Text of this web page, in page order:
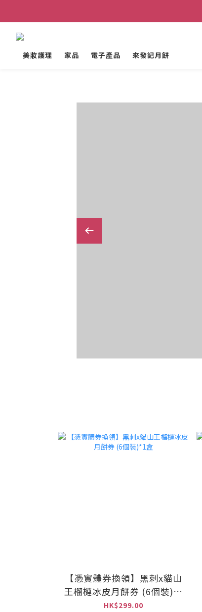
美妝護理
家品 電子產品 來發記月餅
【憑實體券換領】黑刺x貓山
王榴槤冰皮月餅券 (6個裝)*1
盒
HK$299.00